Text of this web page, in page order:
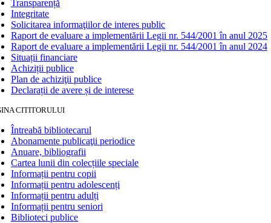
Transparență
Integritate
Solicitarea informaţiilor de interes public
Raport de evaluare a implementării Legii nr. 544/2001 în anul 2025
Raport de evaluare a implementării Legii nr. 544/2001 în anul 2024
Situații financiare
Achiziții publice
Plan de achiziţii publice
Declarații de avere și de interese
CITITORULUI
Întreabă bibliotecarul
Abonamente publicaţii periodice
Anuare, bibliografii
Cartea lunii din colecțiile speciale
Informații pentru copii
Informații pentru adolescenți
Informații pentru adulți
Informații pentru seniori
Biblioteci publice